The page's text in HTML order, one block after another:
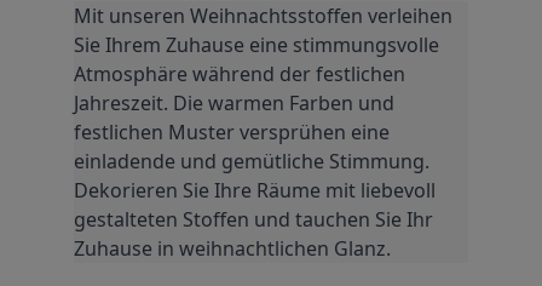
Mit unseren Weihnachtsstoffen verleihen
Sie Ihrem Zuhause eine stimmungsvolle
Atmosphäre während der festlichen
Jahreszeit. Die warmen Farben und
festlichen Muster versprühen eine
einladende und gemütliche Stimmung.
Dekorieren Sie Ihre Räume mit liebevoll
gestalteten Stoffen und tauchen Sie Ihr
Zuhause in weihnachtlichen Glanz.